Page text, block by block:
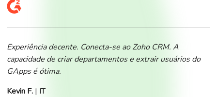
Experiência decente. Conecta-se ao Zoho CRM. A
capacidade de criar departamentos e extrair usuários do
GApps é ótima.
Kevin F. | IT